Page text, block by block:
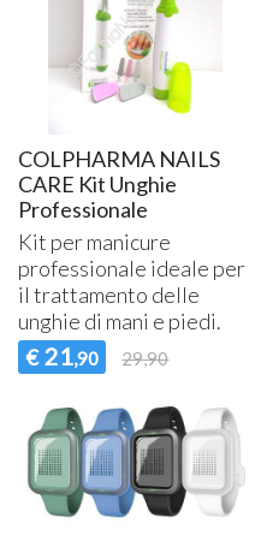
COLPHARMA NAILS
CARE Kit Unghie
Professionale
Kit per manicure
professionale ideale per
il trattamento delle
unghie di mani e piedi.
€ 21,90 29,90